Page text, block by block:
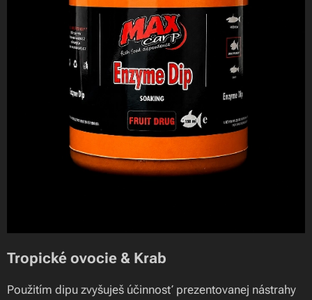
Tropické ovocie & Krab
Použitím dipu zvyšuješ účinnosť prezentovanej nástrahy